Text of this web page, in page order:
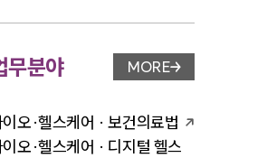
무분야 업무분야 페이지 이
MORE
오·헬스케어 · 보건의료법
오·헬스케어 · 디지털 헬스